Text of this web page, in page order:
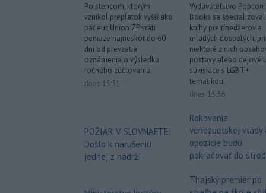
Poistencom, ktorým
vznikol preplatok vyšší ako
päť eur, Union ZP vráti
peniaze najneskôr do 60
dní od prevzatia
oznámenia o výsledku
ročného zúčtovania.
dnes 15:31
POŽIAR V SLOVNAFTE:
Došlo k narušeniu
jednej z nádrží
Vydavateľstvo Popcorn
Books sa
knihy pre tínedžerov a
mladých dospelých,
niektoré z nich
postavy alebo dejové
súvisiace s LGBT+
tematikou.
dnes 15:36
Rokovania
venezuelskej vlády
opozície budú
pokračovať do
Thajský premiér po